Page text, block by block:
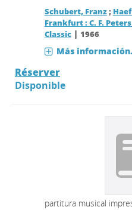
Schubert, Franz;
Frankfurt : C. F.
Classic| 1966
Más
Réserver
Disponible
partitura musical